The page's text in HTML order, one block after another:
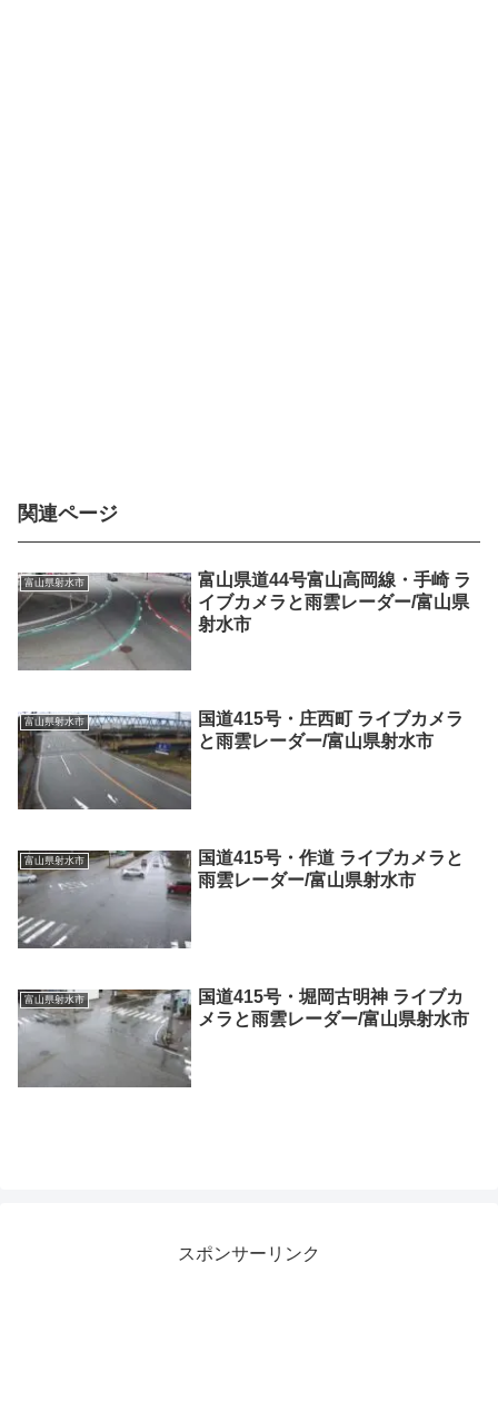
関連ページ
富山県射水市
富山県道44号富山高岡線・手崎 ラ
イブカメラと雨雲レーダー/富山県
射水市
富山県射水市
国道415号・庄西町 ライブカメラ
と雨雲レーダー/富山県射水市
富山県射水市
国道415号・作道 ライブカメラと
雨雲レーダー/富山県射水市
富山県射水市
国道415号・堀岡古明神 ライブカ
メラと雨雲レーダー/富山県射水市
スポンサーリンク